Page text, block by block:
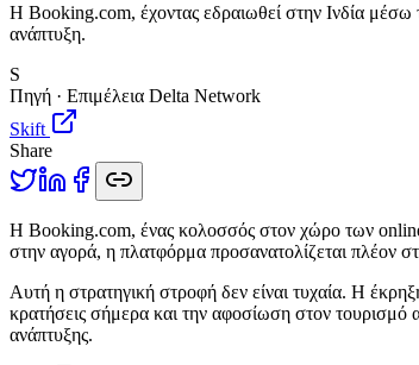
Η Booking.com, έχοντας εδραιωθεί στην Ινδία μέσω
ανάπτυξη.
S
Πηγή · Επιμέλεια Delta Network
Skift
Share
Η Booking.com, ένας κολοσσός στον χώρο των online
στην αγορά, η πλατφόρμα προσανατολίζεται πλέον
Αυτή η στρατηγική στροφή δεν είναι τυχαία. Η
κρατήσεις σήμερα και την αφοσίωση στον τουρισμό
ανάπτυξης.